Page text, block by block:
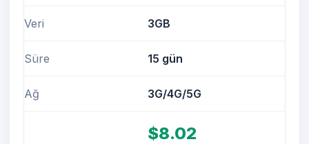
Veri 3GB
Süre 15 gün
Ağ 3G/4G/5G
$8.02